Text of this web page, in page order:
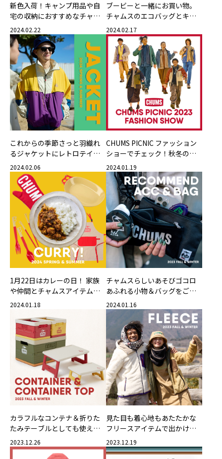
新色入荷！キャンプ用品や自
宅の収納におすすめなチャム
ス定番の便利グッズ【ブービ
ーマルチハードケース】
2024.02.22
ブービーと一緒にお買い物。
チャムスのエコバッグとキャ
ンバスバッグ
2024.02.17
これからの季節さっと羽織れ
るジャケットにレトロテイス
トな新作が登場！
2024.02.06
CHUMS PICNIC ファッション
ショーでチェック！秋冬のお
すすめコーディネート！
2024.01.19
1月22日はカレーの日！ 家族
や仲間とチャムスアイテムで
カレーを楽しもう！
2024.01.18
チャムスらしいあそびゴコロ
あふれる小物＆バッグをご紹
介！
2024.01.16
カラフルなコンテナ＆折りた
たみテーブルとしても使える
ふたで収納をもっと楽しく！
2023.12.26
見た目も着心地もあたたかな
フリースアイテムで出かけよ
う♪
2023.12.19